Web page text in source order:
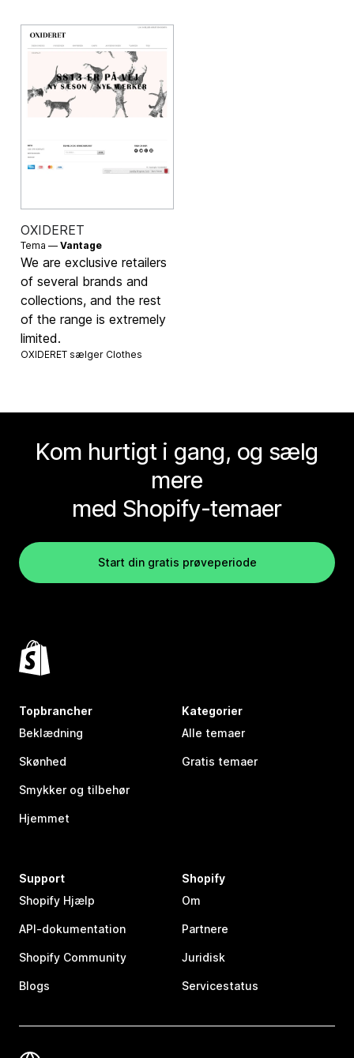
OXIDERET
Tema —Vantage
We are exclusive retailers
of several brands and
collections, and the rest
of the range is extremely
limited.
OXIDERET sælger Clothes
Kom hurtigt i gang, og sælg
mere
med Shopify-temaer
Start din gratis prøveperiode
Topbrancher
Beklædning
Skønhed
Smykker og tilbehør
Hjemmet
Kategorier
Alle temaer
Gratis temaer
Support
Shopify Hjælp
API-dokumentation
Shopify Community
Blogs
Shopify
Om
Partnere
Juridisk
Servicestatus